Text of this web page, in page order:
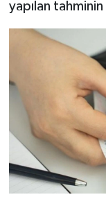
yapılan